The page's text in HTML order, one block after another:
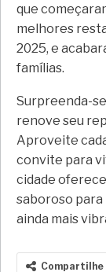
que
melhores
2025, e
famílias.
Surpreenda-
renove seu
Aproveite
convite para
cidade
saboroso
ainda mais
Compartilhe